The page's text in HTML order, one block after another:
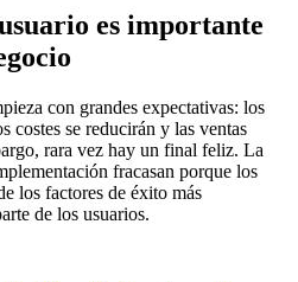
es importante
con grandes expectativas: los
costes se reducirán y las ventas
rara vez hay un final feliz. La
fracasan porque los
los factores de éxito más
de los usuarios.